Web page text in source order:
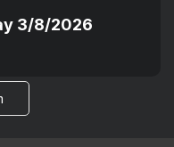
3/8/2026